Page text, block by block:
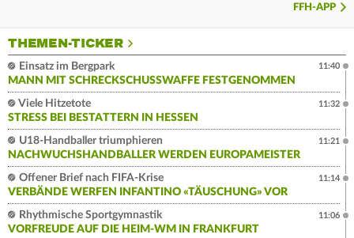
FFH-APP
THEMEN-TICKER
Einsatz im Bergpark
MANN MIT SCHRECKSCHUSSWAFFE FESTGENOMMEN
11:40
Viele Hitzetote
STRESS BEI BESTATTERN IN HESSEN
11:32
U18-Handballer triumphieren
NACHWUCHSHANDBALLER WERDEN EUROPAMEISTER
11:21
Offener Brief nach FIFA-Krise
VERBÄNDE WERFEN INFANTINO «TÄUSCHUNG» VOR
11:14
Rhythmische Sportgymnastik
VORFREUDE AUF DIE HEIM-WM IN FRANKFURT
11:06